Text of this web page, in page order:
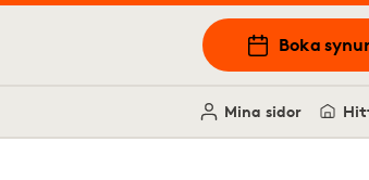
Boka
Mina sidor